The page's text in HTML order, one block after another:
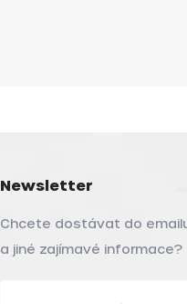
Newsletter
Chcete dostávat do
a jiné zajímavé informace?